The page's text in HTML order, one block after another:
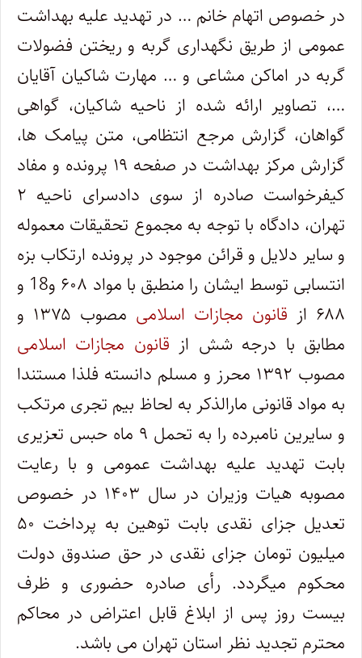
در خصوص اتهام خانم … در تهدید علیه بهداشت
عمومی از طریق نگهداری گربه و ریختن فضولات
گربه در اماکن مشاعی و … مهارت شاکیان آقایان
…، تصاویر ارائه شده از ناحیه شاکیان، گواهی
گواهان، گزارش مرجع انتظامی، متن پیامک ها،
گزارش مرکز بهداشت در صفحه ۱۹ پرونده و مفاد
کیفرخواست صادره از سوی دادسرای ناحیه ۲
تهران، دادگاه با توجه به مجموع تحقیقات معموله
و سایر دلایل و قرائن موجود در پرونده ارتکاب بزه
انتسابی توسط ایشان را منطبق با مواد ۶۰۸ و18 و
۶۸۸ از
قانون مجازات اسلامی
مصوب ۱۳۷۵ و
مطابق با درجه شش از قانون مجازات اسلامی
مصوب ۱۳۹۲ محرز و مسلم دانسته فلذا مستندا
به مواد قانونی مارالذکر به لحاظ بیم تجری مرتکب
و سایرین نامبرده را به تحمل ۹ ماه حبس تعزیری
بابت تهدید علیه بهداشت عمومی و با رعایت
مصوبه هیات وزیران در سال ۱۴۰۳ در خصوص
تعدیل جزای نقدی بابت توهین به پرداخت ۵۰
میلیون تومان جزای نقدی در حق صندوق دولت
محکوم میگردد. رأی صادره حضوری و ظرف
بیست روز پس از ابلاغ قابل اعتراض در محاکم
محترم تجدید نظر استان تهران می باشد.